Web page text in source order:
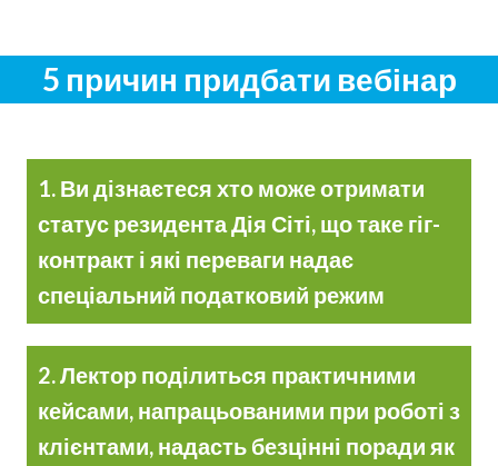
5 причин придбати вебінар
1. Ви дізнаєтеся хто може отримати
статус резидента Дія Сіті, що таке гіг-
контракт і які переваги надає
спеціальний податковий режим
2. Лектор поділиться практичними
кейсами, напрацьованими при роботі з
клієнтами, надасть безцінні поради як